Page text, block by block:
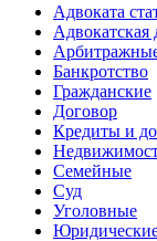
Адвоката
Адвокатская
Банкротство
Гражданские
Договор
Кредиты и
Семейные
Суд
Уголовные